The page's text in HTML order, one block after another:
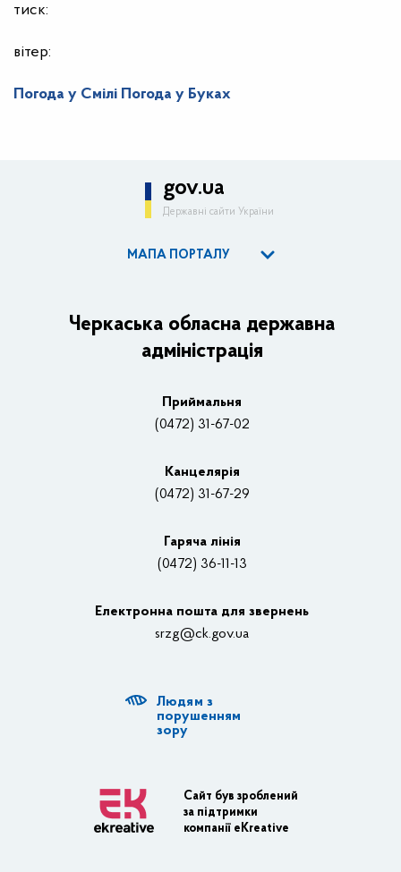
тиск:
вітер:
Погода у Смілі Погода у Буках
gov.ua
Державні сайти України
МАПА ПОРТАЛУ
Керівництво адміністрації
Основні завдання та нормативно-правові засади
Нагороди
Контакти
Структурні підрозділи ОДА
Діяльність ОДА
Транспортна інфраструктура
Черкаська обласна державна
адміністрація
Приймальня
(0472) 31-67-02
Канцелярiя
(0472) 31-67-29
Гаряча лінія
(0472) 36-11-13
Електронна пошта для звернень
srzg@ck.gov.ua
Людям з
порушенням
зору
Сайт був зроблений
за підтримки
компанії eKreative